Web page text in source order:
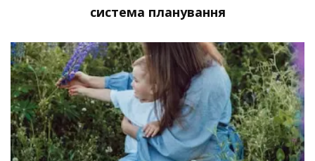
система планування